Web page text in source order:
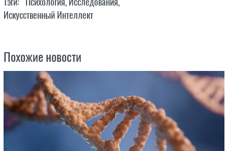
Искусственный Интеллект
Похожие новости